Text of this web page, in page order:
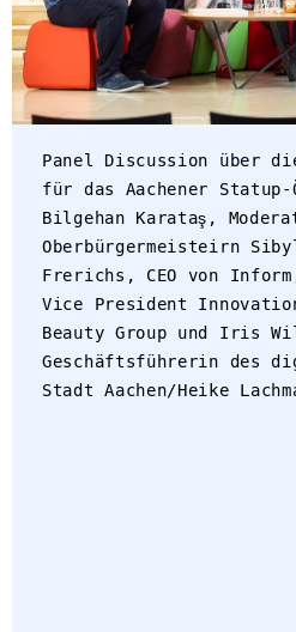
Panel Discussion über
für das Aachener
Bilgehan Karataş,
Oberbürgermeisteirn
Frerichs, CEO von
Vice President
Beauty Group und Iris
Geschäftsführerin des
Stadt Aachen/Heike